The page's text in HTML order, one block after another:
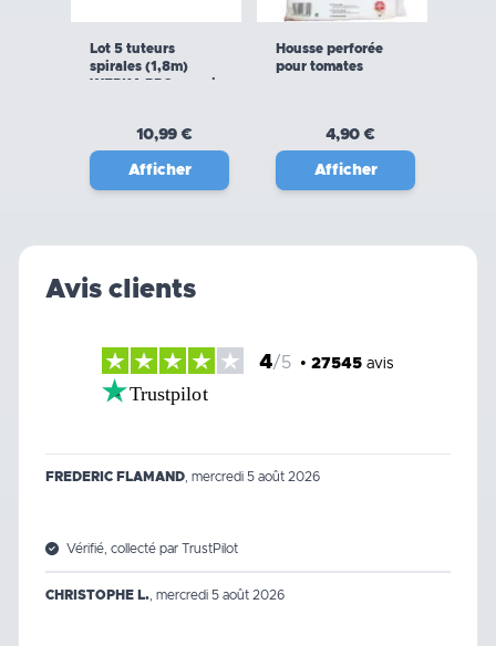
Lot 5 tuteurs
spirales (1,8m)
WERKA PRO en acier
10,99 €
Afficher
Housse perforée
pour tomates
4,90 €
Afficher
Avis clients
4/5 • 27545 avis
Trustpilot
FREDERIC FLAMAND mercredi 5 août 2026
Vérifié, collecté par TrustPilot
CHRISTOPHE L. mercredi 5 août 2026